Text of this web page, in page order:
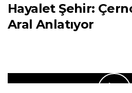
Hayalet Şehir:
Aral Anlatıyor